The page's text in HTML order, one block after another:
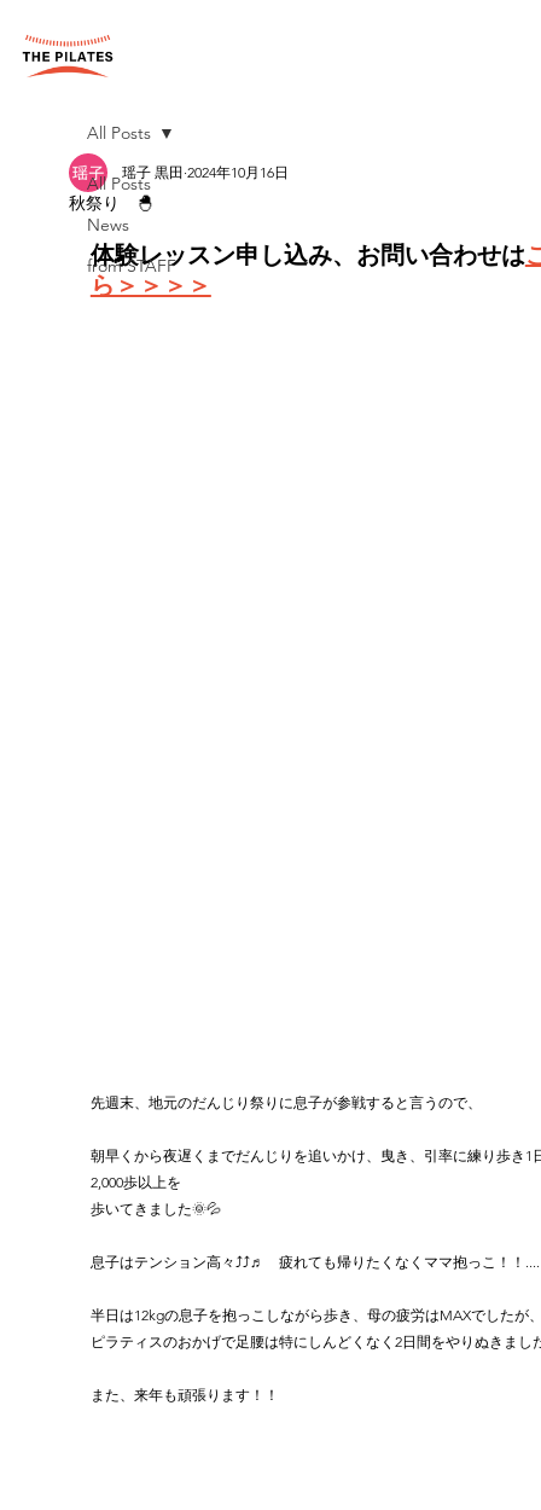
All Posts
News
from STAFF
All Posts
秋祭り 🐣
瑶子 黒田 2024年10月16日
体験レッスン申し込み、お問い合わせは
ら＞＞＞＞
先週末、地元のだんじり祭りに息子が参戦すると言うので、
朝早くから夜遅くまでだんじりを追いかけ、曳き、引率に練り歩き1
2,000歩以上を
歩いてきました🌞💦
息子はテンション高々⤴⤴♬　疲れても帰りたくなくママ抱っこ！！
半日は12kgの息子を抱っこしながら歩き、母の疲労はMAXでしたが
ピラティスのおかげで足腰は特にしんどくなく2日間をやりぬきまし
また、来年も頑張ります！！